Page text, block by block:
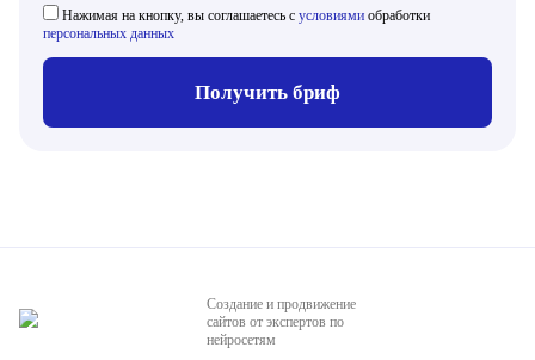
Нажимая на кнопку, вы соглашаетесь с условиями обработки
персональных данных
Получить бриф
Создание и продвижение
сайтов от экспертов по
нейросетям